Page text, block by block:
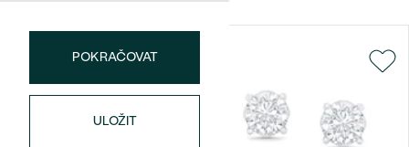
POKRAČOVAT
ULOŽIT